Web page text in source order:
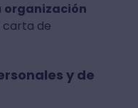
organización
carta de
y de